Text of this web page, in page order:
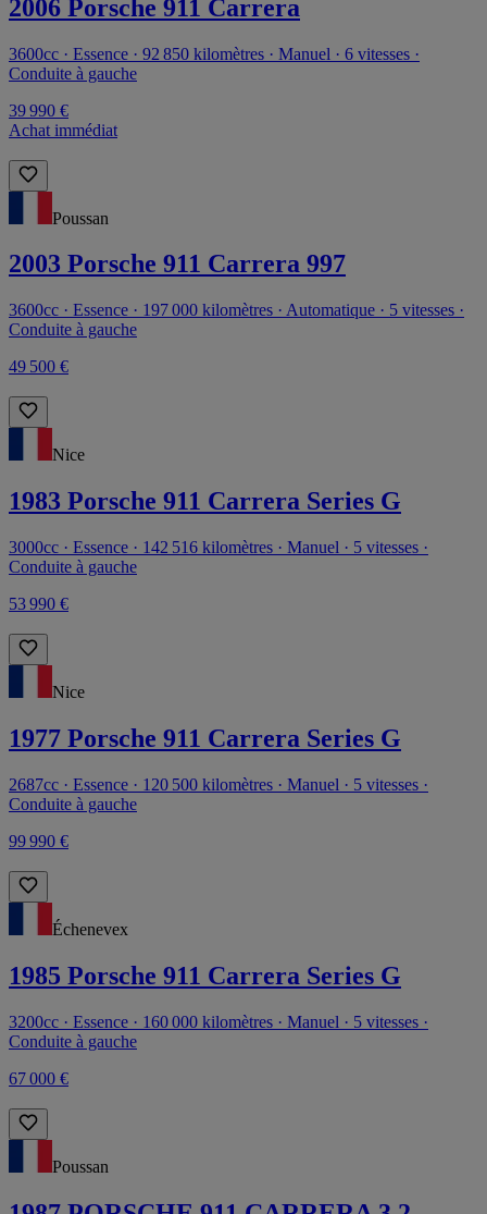
2006 Porsche 911 Carrera
3600cc · Essence · 92 850 kilomètres · Manuel · 6 vitesses ·
Conduite à gauche
39 990 €
Achat immédiat
Poussan
2003 Porsche 911 Carrera 997
3600cc · Essence · 197 000 kilomètres · Automatique · 5 vitesses ·
Conduite à gauche
49 500 €
Nice
1983 Porsche 911 Carrera Series G
3000cc · Essence · 142 516 kilomètres · Manuel · 5 vitesses ·
Conduite à gauche
53 990 €
Nice
1977 Porsche 911 Carrera Series G
2687cc · Essence · 120 500 kilomètres · Manuel · 5 vitesses ·
Conduite à gauche
99 990 €
Échenevex
1985 Porsche 911 Carrera Series G
3200cc · Essence · 160 000 kilomètres · Manuel · 5 vitesses ·
Conduite à gauche
67 000 €
Poussan